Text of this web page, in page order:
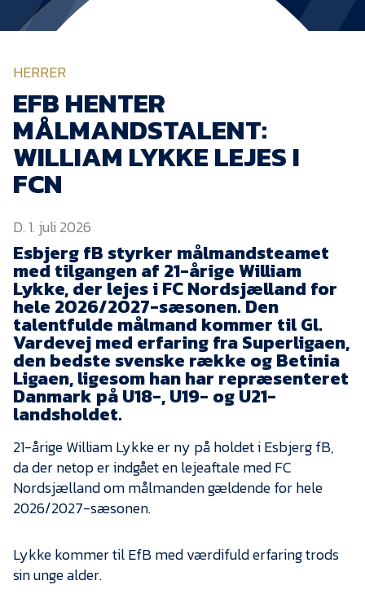
NYHEDER
Om Esbjerg fB
Partnere
Blue Water Arena
Aktionærinformation
Kontakt
Job i EfB
Presse
HERRER
EFB HENTER
MÅLMANDSTALENT:
WILLIAM LYKKE LEJES I
FCN
D. 1. juli 2026
Esbjerg fB styrker målmandsteamet
med tilgangen af 21-årige William
Lykke, der lejes i FC Nordsjælland for
hele 2026/2027-sæsonen. Den
talentfulde målmand kommer til Gl.
Vardevej med erfaring fra Superligaen,
den bedste svenske række og Betinia
Ligaen, ligesom han har repræsenteret
Danmark på U18-, U19- og U21-
landsholdet.
21-årige William Lykke er ny på holdet i Esbjerg fB,
da der netop er indgået en lejeaftale med FC
Nordsjælland om målmanden gældende for hele
2026/2027-sæsonen.
Lykke kommer til EfB med værdifuld erfaring trods
sin unge alder.